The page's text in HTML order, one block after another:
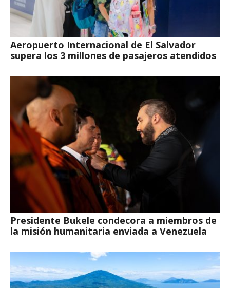
Aeropuerto Internacional de El Salvador
supera los 3 millones de pasajeros atendidos
Presidente Bukele condecora a miembros de
la misión humanitaria enviada a Venezuela